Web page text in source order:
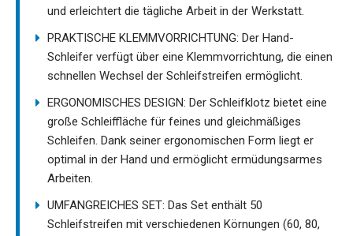
und erleichtert die tägliche Arbeit in der Werkstatt.
PRAKTISCHE KLEMMVORRICHTUNG: Der Hand-
Schleifer verfügt über eine Klemmvorrichtung, die einen
schnellen Wechsel der Schleifstreifen ermöglicht.
ERGONOMISCHES DESIGN: Der Schleifklotz bietet eine
große Schleiffläche für feines und gleichmäßiges
Schleifen. Dank seiner ergonomischen Form liegt er
optimal in der Hand und ermöglicht ermüdungsarmes
Arbeiten.
UMFANGREICHES SET: Das Set enthält 50
Schleifstreifen mit verschiedenen Körnungen (60, 80,